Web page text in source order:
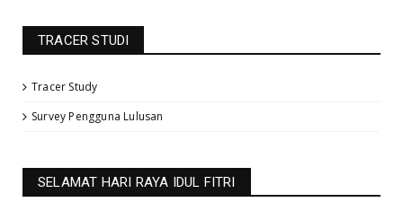
TRACER STUDI
Tracer Study
Survey Pengguna Lulusan
SELAMAT HARI RAYA IDUL FITRI